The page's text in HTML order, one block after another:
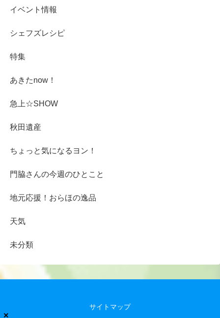
×
イベント情報
シェフズレシピ
特集
あきたnow！
急上☆SHOW
秋田遺産
ちょっと気になるヨン！
門脇さんの今週のひとこと
地元応援！おらほの逸品
天気
未分類
サイトマップ